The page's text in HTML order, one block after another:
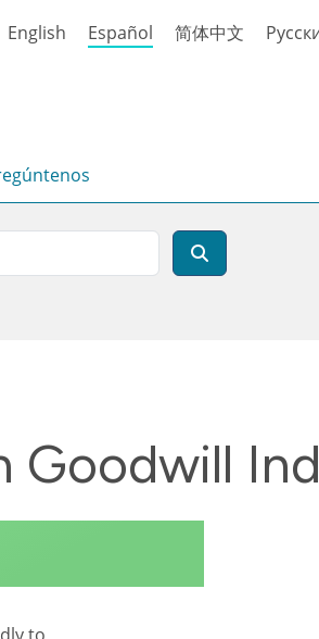
English Español 简体中文
Goodwill